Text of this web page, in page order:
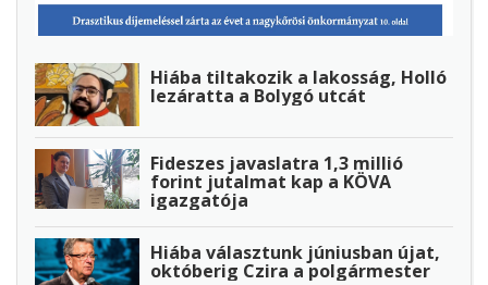
Hiába tiltakozik a lakosság, Holló
lezáratta a Bolygó utcát
Fideszes javaslatra 1,3 millió
forint jutalmat kap a KÖVA
igazgatója
Hiába választunk júniusban újat,
októberig Czira a polgármester